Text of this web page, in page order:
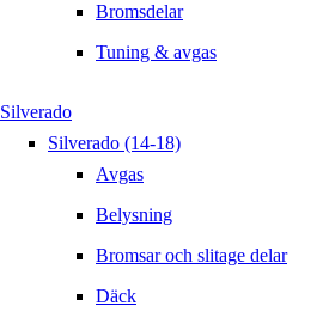
Bromsdelar
Tuning & avgas
Silverado
Silverado (14-18)
Avgas
Belysning
Bromsar och slitage delar
Däck